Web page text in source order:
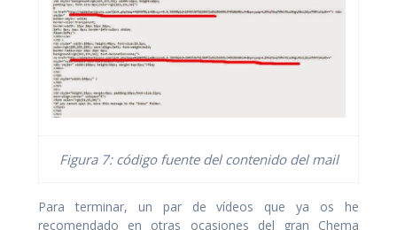
Figura 7: código fuente del contenido del mail
Para terminar, un par de vídeos que ya os he
recomendado en otras ocasiones del gran Chema